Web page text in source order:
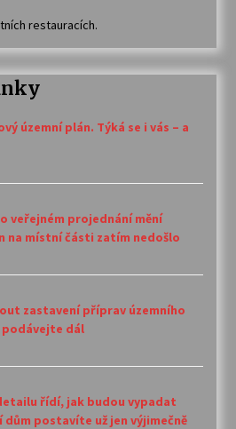
restauracích.
územní plán. Týká se i vás – a
veřejném projednání mění
na místní části zatím nedošlo
zastavení příprav územního
podávejte dál
řídí, jak budou vypadat
postavíte už jen výjimečně